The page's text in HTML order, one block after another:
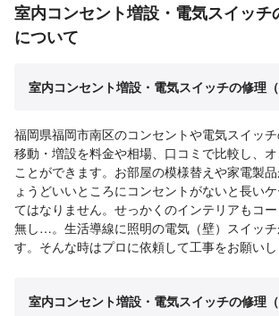
室内コンセント増設・電気スイッチ
について
室内コンセント増設・電気スイッチの修理
福岡県福岡市南区のコンセントや電気スイッ
移動・増設を料金や相場、口コミで比較し、
ことができます。お部屋の模様替えや家電製
ょうどいいところにコンセントがないと長い
てはなりません。せっかくのインテリアもコ
無し…。生活導線に照明の電気（壁）スイッ
す。そんな時はプロに依頼して工事をお願いし
室内コンセント増設・電気スイッチの修理